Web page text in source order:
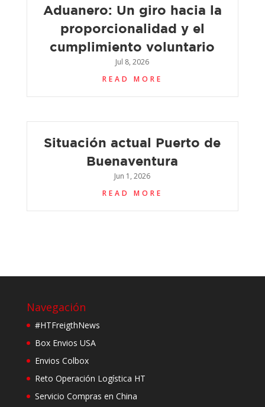
Aduanero: Un giro hacia la
proporcionalidad y el
cumplimiento voluntario
Jul 8, 2026
READ MORE
Situación actual Puerto de
Buenaventura
Jun 1, 2026
READ MORE
Navegación
#HTFreigthNews
Box Envios USA
Envios Colbox
Reto Operación Logística HT
Servicio Compras en China